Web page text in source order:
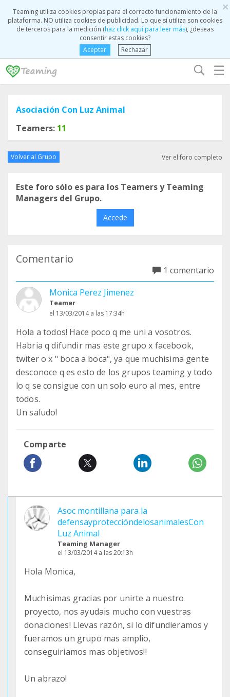
×
Teaming utiliza cookies propias para el correcto funcionamiento de la
plataforma. NO utiliza cookies de publicidad. Lo que sí utiliza son cookies
de terceros para la medición (haz click aquí para leer más), ¿deseas
consentir estas cookies?
Aceptar
Rechazar
☰
Asociación Con Luz Animal
Teamers: 11
Volver al Grupo Ver el foro completo
Este foro sólo es para los Teamers y Teaming
Managers del Grupo.
Accede
Comentario
1 comentario
Monica Perez Jimenez
Teamer
el 13/03/2014 a las 17:34h
Hola a todos! Hace poco q me uni a vosotros.
Habria q difundir mas este grupo x facebook,
twiter o x " boca a boca", ya que muchisima gente
desconoce q es esto de los grupos teaming y todo
lo q se consigue con un solo euro al mes, entre
todos.
Un saludo!
Comparte
Asoc montillana para la
defensayproteccióndelosanimalesCon
Luz Animal
Teaming Manager
el 13/03/2014 a las 20:13h
Hola Monica,
Muchisimas gracias por unirte a nuestro
proyecto, nos ayudais mucho con vuestras
donaciones! Llevas razón, si lo difundieramos y
fueramos un grupo mas amplio,
conseguiriamos mas objetivos!!
Un abrazo!